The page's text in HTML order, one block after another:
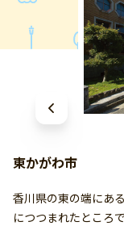
東かがわ市
香川県の東の端にあ
につつまれたところ